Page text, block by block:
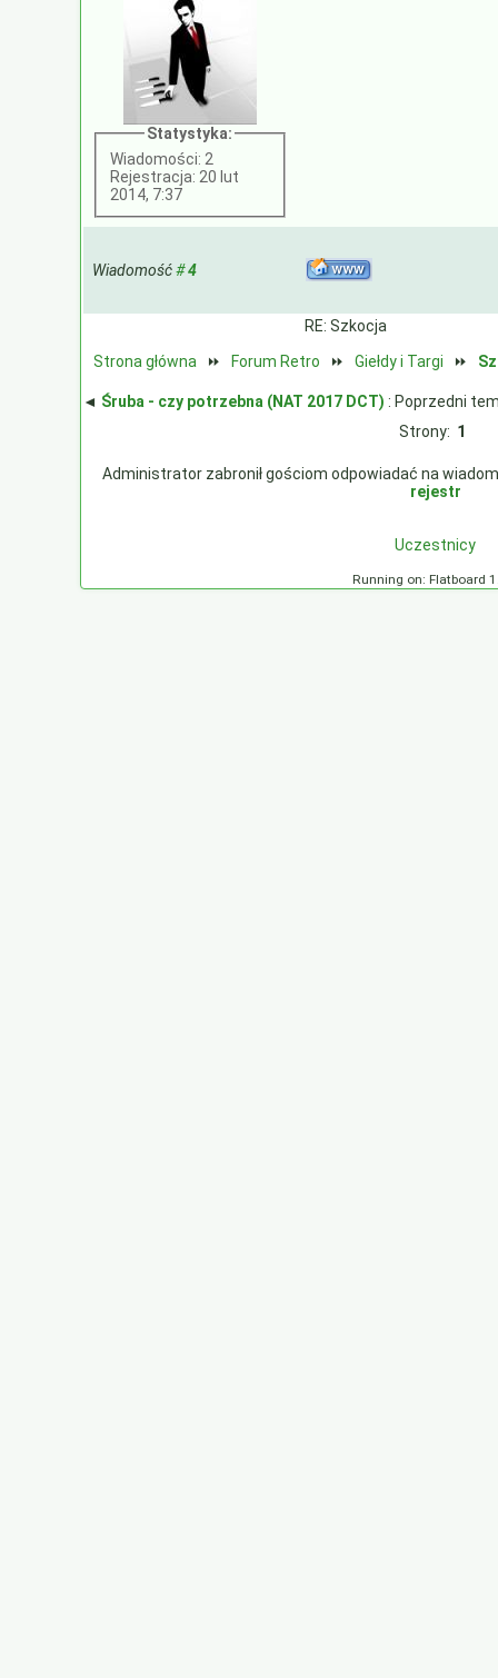
Statystyka:
Wiadomości: 2
Rejestracja: 20 lut
2014, 7:37
Wiadomość#4
RE: Szkocja
Strona główna
⏩ Forum Retro ⏩ Giełdy i Targi ⏩
◄ Śruba - czy potrzebna (NAT 2017 DCT) : Poprzedni
Strony: 1
Administrator zabronił gościom odpowiadać na
rejestr
Uczestnicy
Running on: Flatboard